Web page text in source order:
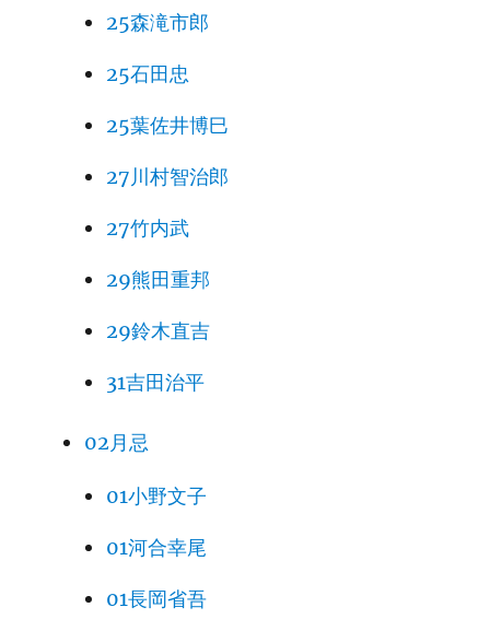
25森滝市郎
25石田忠
25葉佐井博巳
27川村智治郎
27竹内武
29熊田重邦
29鈴木直吉
31吉田治平
02月忌
01小野文子
01河合幸尾
01長岡省吾